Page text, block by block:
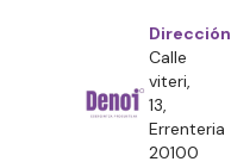
Dirección
Calle
viteri,
13,
Errenteria
20100